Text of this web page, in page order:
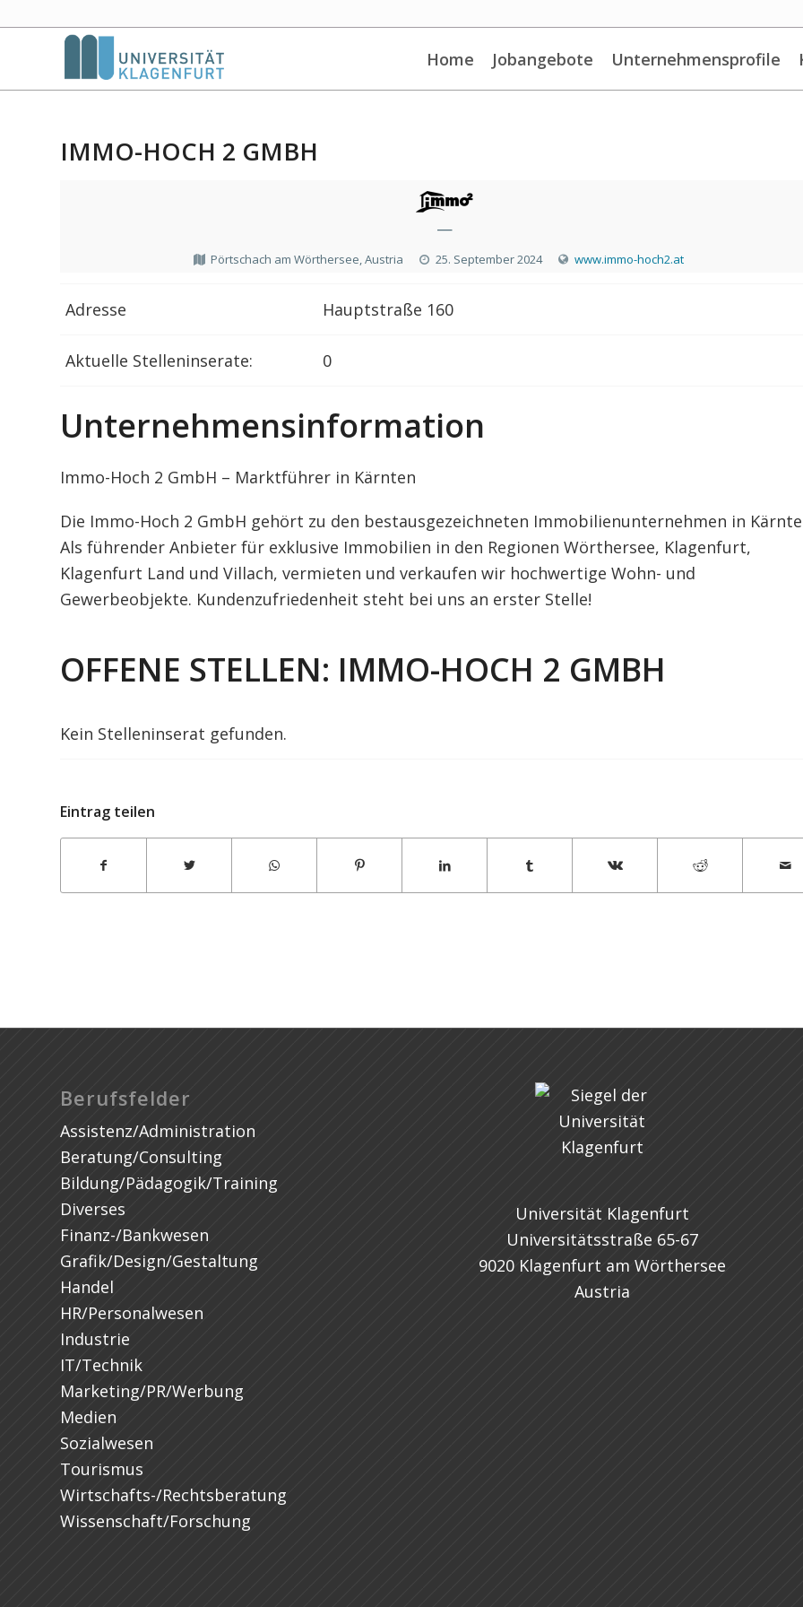
Home Jobangebote Unternehmensprofile
IMMO-HOCH 2 GMBH
—
Pörtschach am Wörthersee, Austria 25. September 2024 www.immo-hoch2.at
Adresse Hauptstraße 160
Aktuelle Stelleninserate: 0
Unternehmensinformation
Immo-Hoch 2 GmbH – Marktführer in Kärnten
Die Immo-Hoch 2 GmbH gehört zu den bestausgezeichneten Immobilienunternehmen in
Als führender Anbieter für exklusive Immobilien in den Regionen Wörthersee, Klagenfurt,
Klagenfurt Land und Villach, vermieten und verkaufen wir hochwertige Wohn- und
Gewerbeobjekte. Kundenzufriedenheit steht bei uns an erster Stelle!
OFFENE STELLEN: IMMO-HOCH 2 GMBH
Kein Stelleninserat gefunden.
Eintrag teilen
Berufsfelder
Assistenz/Administration
Beratung/Consulting
Bildung/Pädagogik/Training
Diverses
Finanz-/Bankwesen
Grafik/Design/Gestaltung
Handel
HR/Personalwesen
Industrie
IT/Technik
Marketing/PR/Werbung
Medien
Sozialwesen
Tourismus
Wirtschafts-/Rechtsberatung
Wissenschaft/Forschung
Universität Klagenfurt
Universitätsstraße 65-67
9020 Klagenfurt am Wörthersee
Austria
Alkoholfrei vom Winzer